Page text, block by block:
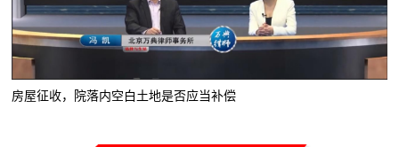
房屋征收，院落内空白土地是否应当补偿